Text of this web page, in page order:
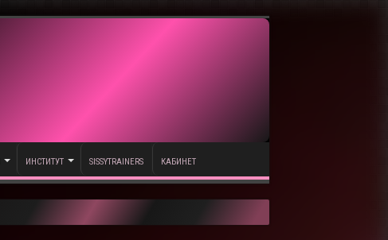
ИНСТИТУТ SISSYTRAINERS КАБИНЕТ